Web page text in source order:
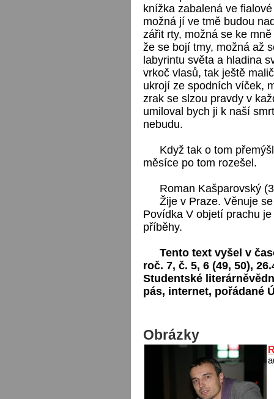
knížka zabalená ve
možná jí ve tmě budou
zářit rty, možná se ke
že se bojí tmy, možná až
labyrintu světa a hladina
vrkoč vlasů, tak ještě
ukrojí ze spodních víček,
zrak se slzou pravdy v
umiloval bych ji k naší
nebudu.
Když tak o tom
měsíce po tom rozešel.
Roman Kašparovský
Žije v Praze. Věnuje
Povídka V objetí prachu
příběhy.
Tento text vyšel v
roč. 7, č. 5, 6 (49, 50),
Studentské
pás, internet, pořádané
Obrázky